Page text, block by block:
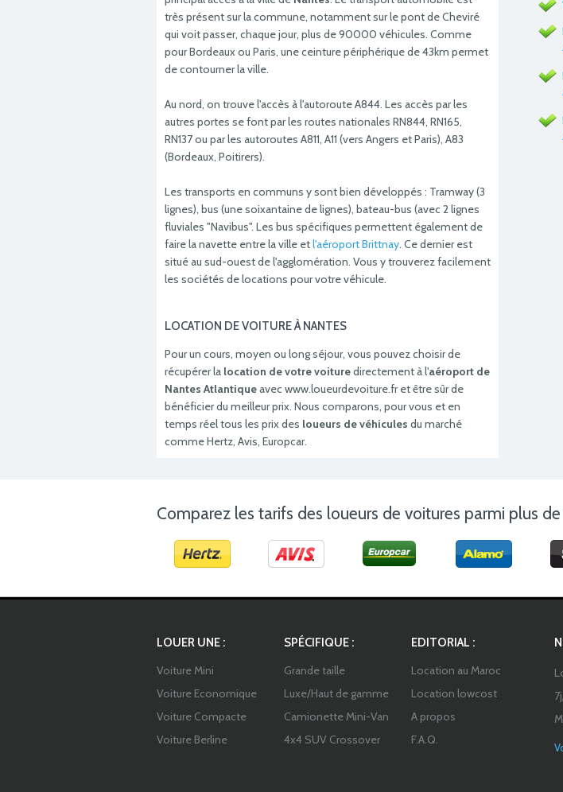
très présent sur la commune, notamment sur le pont de Cheviré
qui voit passer, chaque jour, plus de 90000 véhicules. Comme
pour Bordeaux ou Paris, une ceinture périphérique de 43km permet
de contourner la ville.
Au nord, on trouve l'accès à l'autoroute A844. Les accès par les
autres portes se font par les routes nationales RN844, RN165,
RN137 ou par les autoroutes A811, A11 (vers Angers et Paris), A83
(Bordeaux, Poitirers).
Les transports en communs y sont bien développés : Tramway (3
lignes), bus (une soixantaine de lignes), bateau-bus (avec 2 lignes
fluviales "Navibus". Les bus spécifiques permettent également de
faire la navette entre la ville etl'aéroport Brittnay. Ce dernier est
situé au sud-ouest de l'agglomération. Vous y trouverez facilement
les sociétés de locations pour votre véhicule.
LOCATION DE VOITURE À NANTES
Pour un cours, moyen ou long séjour, vous pouvez choisir de
récupérer la location de votre voituredirectement à l'aéroport de
Nantes Atlantiqueavec www.loueurdevoiture.fr et être sûr de
bénéficier du meilleur prix. Nous comparons, pour vous et en
temps réel tous les prix des loueurs de véhicules du marché
comme Hertz, Avis, Europcar.
Comparez les tarifs des loueurs de voitures parmi plus de
LOUER UNE :
Voiture Mini
Voiture Economique
Voiture Compacte
Voiture Berline
SPÉCIFIQUE :
Grande taille
Luxe/Haut de gamme
Camionette Mini-Van
4x4 SUV Crossover
EDITORIAL :
Location au Maroc
Location lowcost
A propos
F.A.Q.